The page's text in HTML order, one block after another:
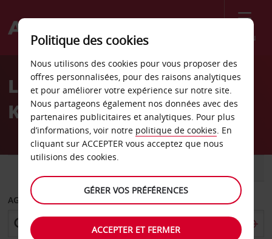
Menu
Welcome
AvisLocation de voiture
Katakolo Hlias
AGENCE DE DÉPART
Politique des cookies
Nous utilisons des cookies pour vous proposer des
offres personnalisées, pour des raisons analytiques
et pour améliorer votre expérience sur notre site.
Nous partageons également nos données avec des
partenaires publicitaires et analytiques. Pour plus
d’informations, voir notre politique de cookies. En
cliquant sur ACCEPTER vous acceptez que nous
utilisions des cookies.
GÉRER VOS PRÉFÉRENCES
ACCEPTER ET FERMER